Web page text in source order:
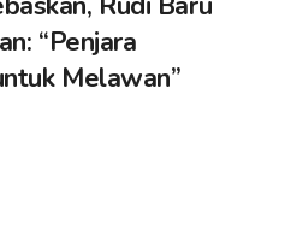
“Penjara
Melawan”